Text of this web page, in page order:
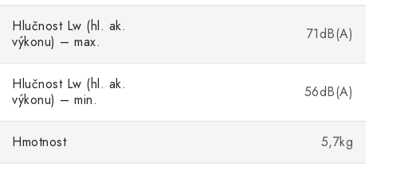
Hlučnost Lw (hl. ak.
výkonu) – max.
71dB(A)
Hlučnost Lw (hl. ak.
výkonu) – min.
56dB(A)
Hmotnost 5,7kg